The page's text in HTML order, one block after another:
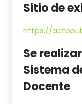
Sitio de
https://
Se
Sistema
Docente